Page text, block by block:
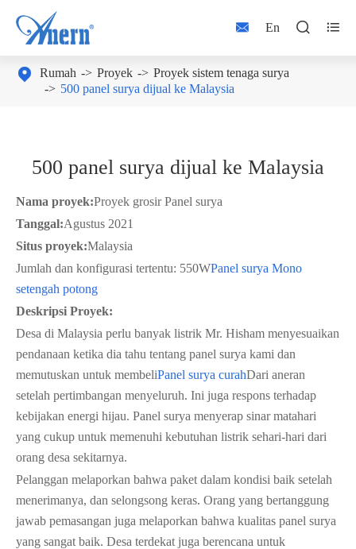
 En  
 Rumah Proyek
Proyek sistem tenaga surya
500 panel surya dijual ke Malaysia
500 panel surya dijual ke Malaysia
Nama proyek:Proyek grosir Panel surya
Tanggal:Agustus 2021
Situs proyek:Malaysia
Jumlah dan konfigurasi tertentu: 550WPanel surya Mono
setengah potong
Deskripsi Proyek:
Desa di Malaysia perlu banyak listrik Mr. Hisham menyesuaikan
pendanaan ketika dia tahu tentang panel surya kami dan
memutuskan untuk membeliPanel surya curahDari aneran
setelah pertimbangan menyeluruh. Ini juga respons terhadap
kebijakan energi hijau. Panel surya menyerap sinar matahari
yang cukup untuk memenuhi kebutuhan listrik sehari-hari dari
orang desa sekitarnya.
Pelanggan melaporkan bahwa paket dalam kondisi baik setelah
menerimanya, dan selongsong keras. Orang yang bertanggung
jawab pemasangan juga melaporkan bahwa kualitas panel surya
yang sangat baik. Desa terdekat juga berencana untuk